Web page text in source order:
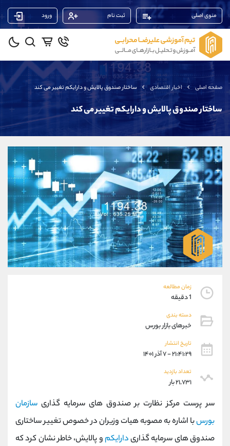
منوی اصلی ثبت نام ورود
صفحه اصلی اخبار اقتصادی ساختار صندوق پالایش و دارایکم تغییر می کند
ساختار صندوق پالایش و دارایکم تغییر می کند
زمان مطالعه
1 دقیقه
دسته بندی
خبرهای بازار بورس
تاریخ انتشار
۲۱:۴۱:۲۹ - ۷ آذر ۱۴۰۱
تعداد بازدید
۲۱,۷۳۱ بار
سر پرست مرکز نظارت بر صندوق های سرمایه گذاری سازمان
بورسبا اشاره به مصوبه هیات وزیران در خصوص تغییر ساختاری
صندوق های سرمایه گذاریدارایکم و پالایش، خاطر نشان کرد که
پشتیبان فروش (یوسف فرخنده)
موبایل 09194198792
واتساپ شروع گفتگو
تلگرام @Armteam_admin_33
داخلی
پشتیبان فروش (فائزه تهرانی)
موبایل 09101364784
واتساپ شروع گفتگو
تلگرام @Armteam_admin_104
داخلی 104
پشتیبان فروش (محسن یزدی)
موبایل 09304891085
واتساپ شروع گفتگو
تلگرام @Armteam_admin_103
پشتیبان فروش
موبایل
واتساپ
تلگرام
داخلی
اطلاعات تماس
021-22021030
بدون پیش شماره 90001030
اینستاگرام @alireza.mehrabii